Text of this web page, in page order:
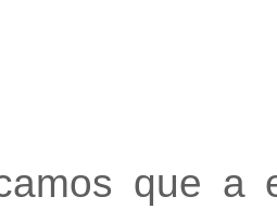
que a